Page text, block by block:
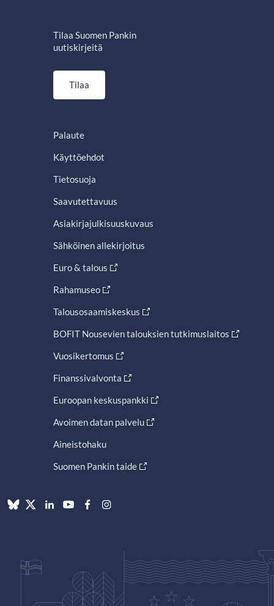
Tilaa Suomen Pankin
uutiskirjeitä
Tilaa
Palaute
Käyttöehdot
Tietosuoja
Saavutettavuus
Asiakirjajulkisuuskuvaus
Sähköinen allekirjoitus
Euro & talous
Rahamuseo
Talousosaamiskeskus
BOFIT Nousevien talouksien tutkimuslaitos
Vuosikertomus
Finanssivalvonta
Euroopan keskuspankki
Avoimen datan palvelu
Aineistohaku
Suomen Pankin taide